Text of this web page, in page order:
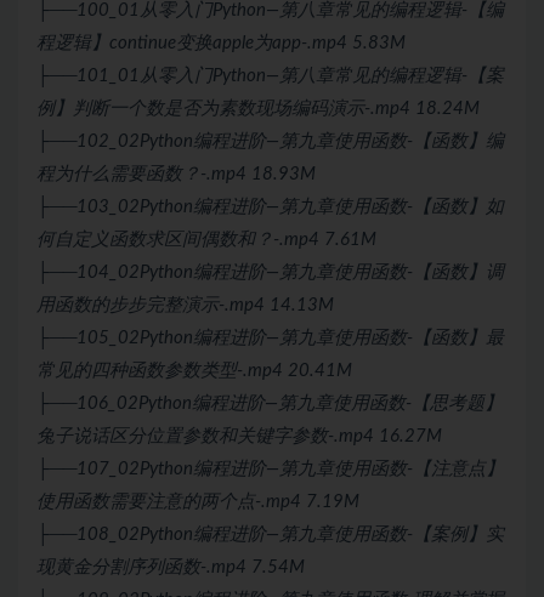
├──100_01从零入门Python—第八章常见的编程逻辑-【编
程逻辑】continue变换apple为app-.mp4 5.83M
├──101_01从零入门Python—第八章常见的编程逻辑-【案
例】判断一个数是否为素数现场编码演示-.mp4 18.24M
├──102_02Python编程进阶—第九章使用函数-【函数】编
程为什么需要函数？-.mp4 18.93M
├──103_02Python编程进阶—第九章使用函数-【函数】如
何自定义函数求区间偶数和？-.mp4 7.61M
├──104_02Python编程进阶—第九章使用函数-【函数】调
用函数的步步完整演示-.mp4 14.13M
├──105_02Python编程进阶—第九章使用函数-【函数】最
常见的四种函数参数类型-.mp4 20.41M
├──106_02Python编程进阶—第九章使用函数-【思考题】
兔子说话区分位置参数和关键字参数-.mp4 16.27M
├──107_02Python编程进阶—第九章使用函数-【注意点】
使用函数需要注意的两个点-.mp4 7.19M
├──108_02Python编程进阶—第九章使用函数-【案例】实
现黄金分割序列函数-.mp4 7.54M